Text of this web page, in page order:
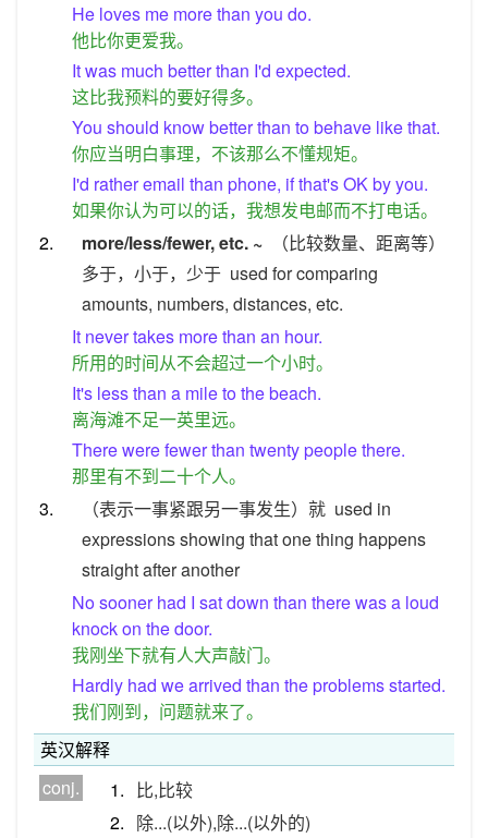
He loves me more than you do.
他比你更爱我。
It was much better than I'd expected.
这比我预料的要好得多。
You should know better than to behave like that.
你应当明白事理，不该那么不懂规矩。
I'd rather email than phone, if that's OK by you.
如果你认为可以的话，我想发电邮而不打电话。
2.
more/less/fewer, etc. ~
（比较数量、距离等）
多于，小于，少于 used for comparing
amounts, numbers, distances, etc.
It never takes more than an hour.
所用的时间从不会超过一个小时。
It's less than a mile to the beach.
离海滩不足一英里远。
There were fewer than twenty people there.
那里有不到二十个人。
3.
（表示一事紧跟另一事发生）就 used in
expressions showing that one thing happens
straight after another
No sooner had I sat down than there was a loud
knock on the door.
我刚坐下就有人大声敲门。
Hardly had we arrived than the problems started.
我们刚到，问题就来了。
英汉解释
conj.
1.
比,比较
2. 除...(以外),除...(以外的)